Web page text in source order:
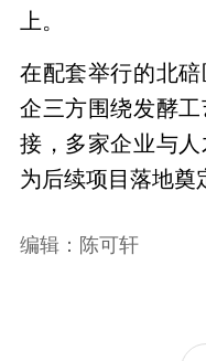
上。
在配套举行的北
企三方围绕发酵
接，多家企业与
为后续项目落地奠
编辑：陈可轩